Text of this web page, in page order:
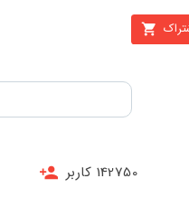
142750 کاربر